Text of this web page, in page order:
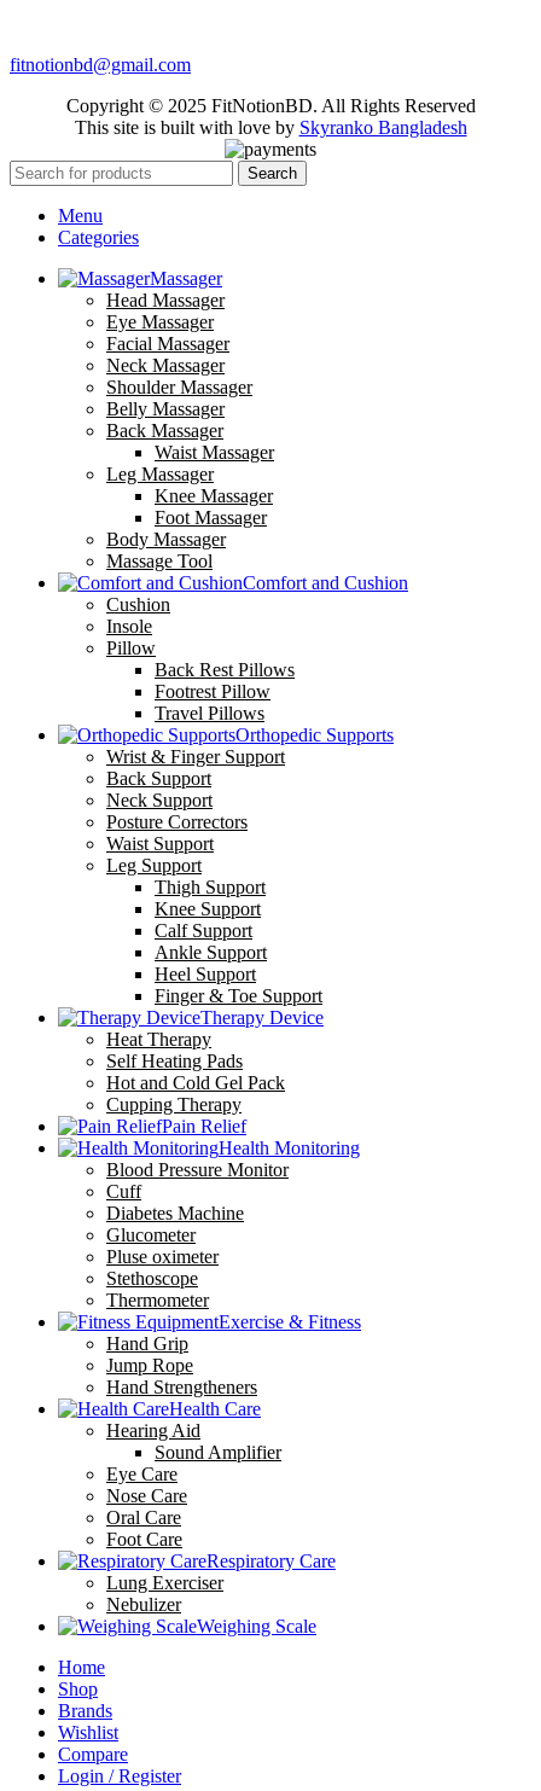
fitnotionbd@gmail.com
Copyright © 2025 FitNotionBD. All Rights Reserved
This site is built with love by Skyranko Bangladesh
Search
Menu
Categories
Massager
Head Massager
Eye Massager
Facial Massager
Neck Massager
Shoulder Massager
Belly Massager
Back Massager
Waist Massager
Leg Massager
Knee Massager
Foot Massager
Body Massager
Massage Tool
Comfort and Cushion
Cushion
Insole
Pillow
Back Rest Pillows
Footrest Pillow
Travel Pillows
Orthopedic Supports
Wrist & Finger Support
Back Support
Neck Support
Posture Correctors
Waist Support
Leg Support
Thigh Support
Knee Support
Calf Support
Ankle Support
Heel Support
Finger & Toe Support
Therapy Device
Heat Therapy
Self Heating Pads
Hot and Cold Gel Pack
Cupping Therapy
Pain Relief
Health Monitoring
Blood Pressure Monitor
Cuff
Diabetes Machine
Glucometer
Pluse oximeter
Stethoscope
Thermometer
Exercise & Fitness
Hand Grip
Jump Rope
Hand Strengtheners
Health Care
Hearing Aid
Sound Amplifier
Eye Care
Nose Care
Oral Care
Foot Care
Respiratory Care
Lung Exerciser
Nebulizer
Weighing Scale
Home
Shop
Brands
Wishlist
Compare
Login / Register